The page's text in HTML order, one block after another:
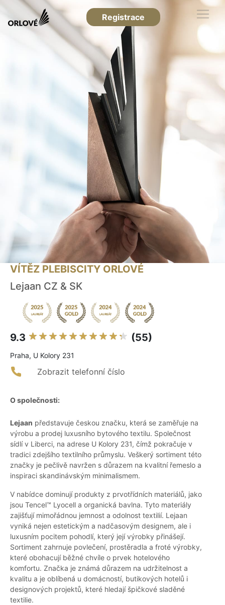
Registrace
VÍTĚZ PLEBISCITY ORLOVÉ
Lejaan CZ & SK
9.3 (55)
Praha, U Kolory 231
Zobrazit telefonní číslo
O společnosti:
Lejaan představuje českou značku, která se zaměřuje na
výrobu a prodej luxusního bytového textilu. Společnost
sídlí v Liberci, na adrese U Kolory 231, čímž pokračuje v
tradici zdejšího textilního průmyslu. Veškerý sortiment této
značky je pečlivě navržen s důrazem na kvalitní řemeslo a
inspiraci skandinávským minimalismem.
V nabídce dominují produkty z prvotřídních materiálů, jako
jsou Tencel™ Lyocell a organická bavlna. Tyto materiály
zajišťují mimořádnou jemnost a odolnost textilií. Lejaan
vyniká nejen estetickým a nadčasovým designem, ale i
luxusním pocitem pohodlí, který její výrobky přinášejí.
Sortiment zahrnuje povlečení, prostěradla a froté výrobky,
které obohacují běžné chvíle o prvek hotelového
komfortu. Značka je známá důrazem na udržitelnost a
kvalitu a je oblíbená u domácností, butikových hotelů i
designových projektů, které hledají špičkové sladěné
textilie.